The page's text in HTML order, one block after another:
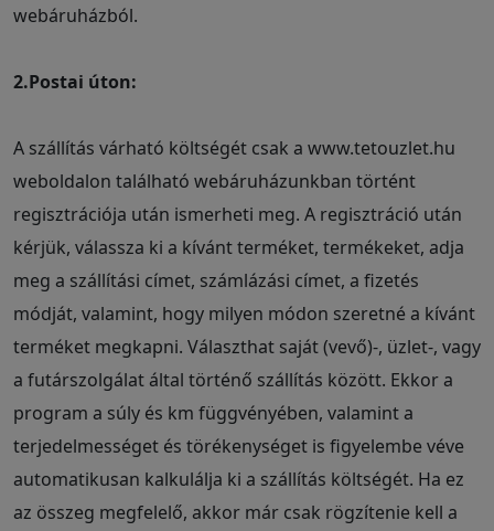
webáruházból.
2.Postai úton:
A szállítás várható költségét csak a www.tetouzlet.hu
weboldalon található webáruházunkban történt
regisztrációja után ismerheti meg. A regisztráció után
kérjük, válassza ki a kívánt terméket, termékeket, adja
meg a szállítási címet, számlázási címet, a fizetés
módját, valamint, hogy milyen módon szeretné a kívánt
terméket megkapni. Választhat saját (vevő)-, üzlet-, vagy
a futárszolgálat által történő szállítás között. Ekkor a
program a súly és km függvényében, valamint a
terjedelmességet és törékenységet is figyelembe véve
automatikusan kalkulálja ki a szállítás költségét. Ha ez
az összeg megfelelő, akkor már csak rögzítenie kell a